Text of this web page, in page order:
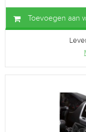
Toevoegen aan